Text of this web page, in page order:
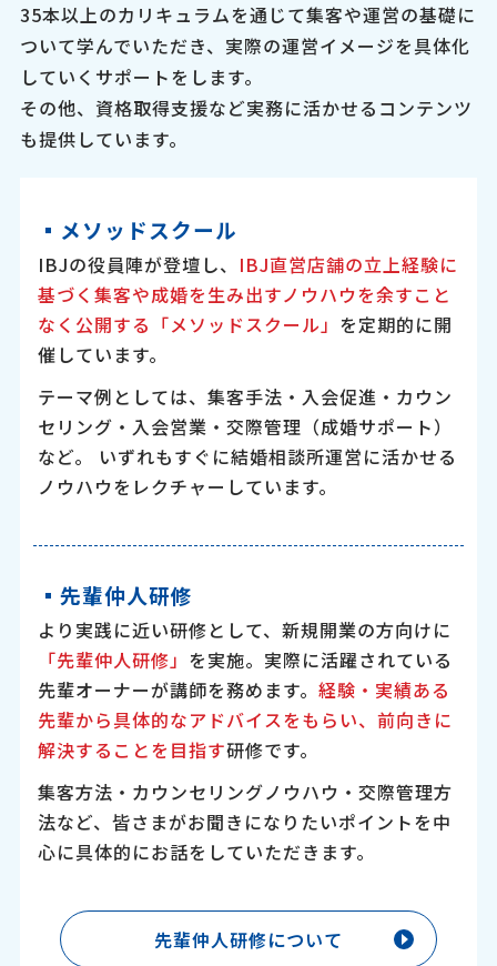
35本以上のカリキュラムを通じて集客や運営の基礎に
ついて学んでいただき、実際の運営イメージを具体化
していくサポートをします。
その他、資格取得支援など実務に活かせるコンテンツ
も提供しています。
▪︎メソッドスクール
IBJの役員陣が登壇し、 IBJ直営店舗の立上経験に
基づく集客や成婚を生み出すノウハウを余すこと
なく公開する「メソッドスクール」 を定期的に開
催しています。
テーマ例としては、集客手法・入会促進・カウン
セリング・入会営業・交際管理（成婚サポート）
など。 いずれもすぐに結婚相談所運営に活かせる
ノウハウをレクチャーしています。
▪︎先輩仲人研修
より実践に近い研修として、新規開業の方向けに
「先輩仲人研修」 を実施。実際に活躍されている
先輩オーナーが講師を務めます。経験・実績ある
先輩から具体的なアドバイスをもらい、前向きに
解決することを目指す研修です。
集客方法・カウンセリングノウハウ・交際管理方
法など、皆さまがお聞きになりたいポイントを中
心に具体的にお話をしていただきます。
先輩仲人研修について